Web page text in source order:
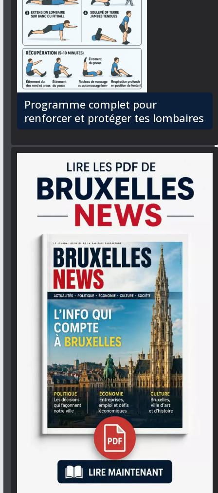
Programme complet pour
renforcer et protéger tes lombaires